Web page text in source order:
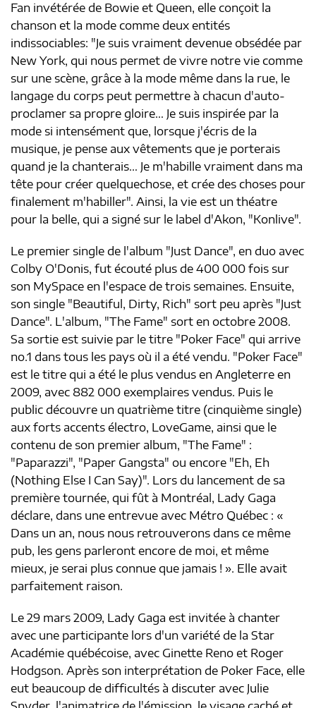
Fan invétérée de Bowie et Queen, elle conçoit la
chanson et la mode comme deux entités
indissociables: "Je suis vraiment devenue obsédée par
New York, qui nous permet de vivre notre vie comme
sur une scène, grâce à la mode même dans la rue, le
langage du corps peut permettre à chacun d'auto-
proclamer sa propre gloire… Je suis inspirée par la
mode si intensément que, lorsque j'écris de la
musique, je pense aux vêtements que je porterais
quand je la chanterais… Je m'habille vraiment dans ma
tête pour créer quelquechose, et crée des choses pour
finalement m'habiller". Ainsi, la vie est un théatre
pour la belle, qui a signé sur le label d'Akon, "Konlive".
Le premier single de l'album "Just Dance", en duo avec
Colby O'Donis, fut écouté plus de 400 000 fois sur
son MySpace en l'espace de trois semaines. Ensuite,
son single "Beautiful, Dirty, Rich" sort peu après "Just
Dance". L'album, "The Fame" sort en octobre 2008.
Sa sortie est suivie par le titre "Poker Face" qui arrive
no.1 dans tous les pays où il a été vendu. "Poker Face"
est le titre qui a été le plus vendus en Angleterre en
2009, avec 882 000 exemplaires vendus. Puis le
public découvre un quatrième titre (cinquième single)
aux forts accents électro, LoveGame, ainsi que le
contenu de son premier album, "The Fame" :
"Paparazzi", "Paper Gangsta" ou encore "Eh, Eh
(Nothing Else I Can Say)". Lors du lancement de sa
première tournée, qui fût à Montréal, Lady Gaga
déclare, dans une entrevue avec Métro Québec : «
Dans un an, nous nous retrouverons dans ce même
pub, les gens parleront encore de moi, et même
mieux, je serai plus connue que jamais ! ». Elle avait
parfaitement raison.
Le 29 mars 2009, Lady Gaga est invitée à chanter
avec une participante lors d'un variété de la Star
Académie québécoise, avec Ginette Reno et Roger
Hodgson. Après son interprétation de Poker Face, elle
eut beaucoup de difficultés à discuter avec Julie